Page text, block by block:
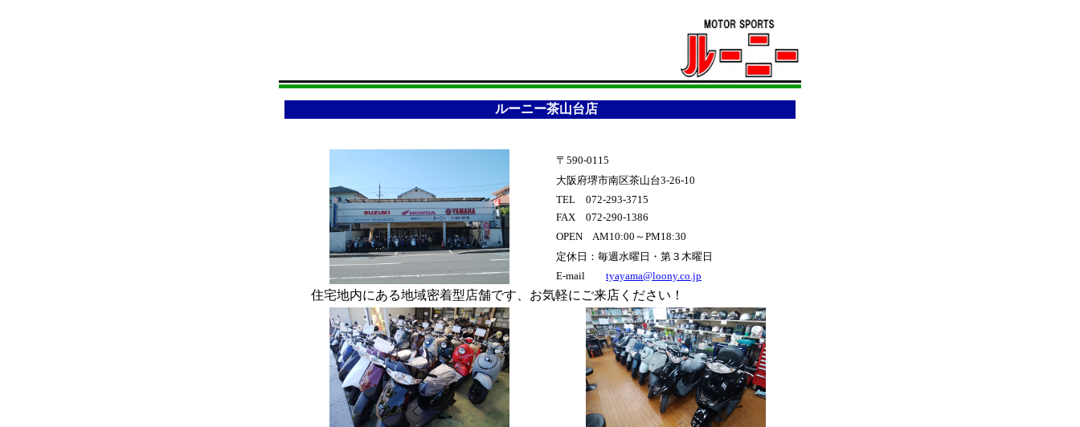
ルーニー茶山台店
〒590-0115
大阪府堺市南区茶山台3-26-10
TEL 072-293-3715
FAX 072-290-1386
OPEN AM10:00～PM18:30
定休日：毎週水曜日・第３木曜日
E-mail tyayama@loony.co.jp
住宅地内にある地域密着型店舗です、お気軽にご来店ください！